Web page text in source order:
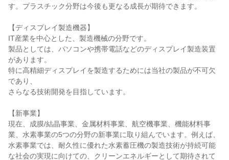
す。プラスチック分野は今後も更なる成長が期待できます。
【ディスプレイ製造機器】
IT産業を中心とした、製造機械の分野です。
製品としては、パソコンや携帯電話などのディスプレイ製造装置
があります。
特に高精細ディスプレイを製造するためには当社の製品が不可欠
であり、
さらなる技術開発を目指しています。
【新事業】
現在、成膜/結晶事業、金属材料事業、航空機事業、機能材料事
業、水素事業の5つの分野の新事業に取り組んでいます。例えば、
水素事業では、耐久性に優れた水素蓄圧機の製造技術が持続可能
な社会の実現に向けての、クリーンエネルギーとして期待されて